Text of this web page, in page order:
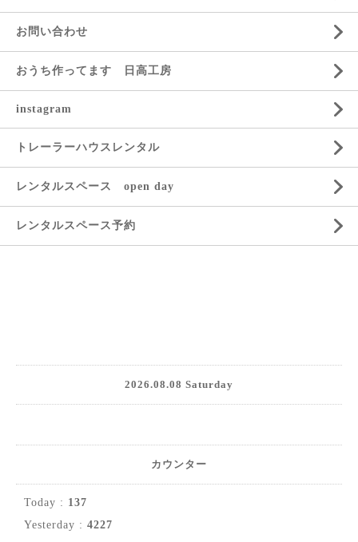
お問い合わせ
おうち作ってます 日高工房
instagram
トレーラーハウスレンタル
レンタルスペース open day
レンタルスペース予約
2026.08.08 Saturday
カウンター
Today : 137
Yesterday : 4227